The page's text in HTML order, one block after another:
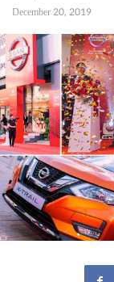
December 20, 2019